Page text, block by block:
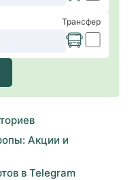
Трансфер
Акции и
в Telegram